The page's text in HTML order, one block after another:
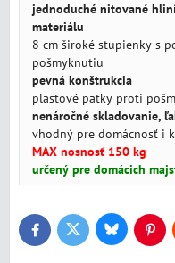
jednoduché nitované
materiálu
8 cm široké stupienky s
pošmyknutiu
pevná konštrukcia
plastové pätky proti
nenáročné skladovanie,
vhodný pre domácnosť i
MAX nosnosť 150 kg
určený pre domácich
FacebookTwitter Bluesky